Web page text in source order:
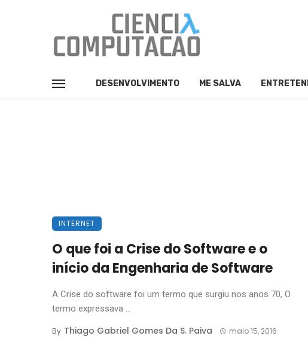
DESENVOLVIMENTO ME SALVA
INTERNET
O que foi a Crise do Software e o
início da Engenharia de Software
A Crise do software foi um termo que surgiu nos anos 70, O
termo expressava ...
By Thiago Gabriel Gomes Da S. Paiva maio 15, 2016